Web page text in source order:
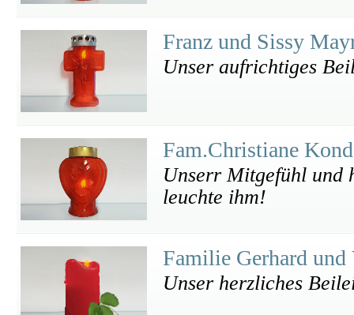
Franz und Sissy
Unser aufrichtiges
Fam.Christiane
Unserr Mitgefühl und
leuchte ihm!
Familie Gerhard
Unser herzliches